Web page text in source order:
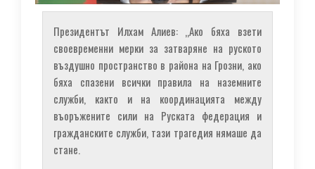
Президентът Илхам Алиев: „Ако бяха взети
своевременни мерки за затваряне на руското
въздушно пространство в района на Грозни, ако
бяха спазени всички правила на наземните
служби, както и на координацията между
въоръжените сили на Руската федерация и
гражданските служби, тази трагедия нямаше да
стане.